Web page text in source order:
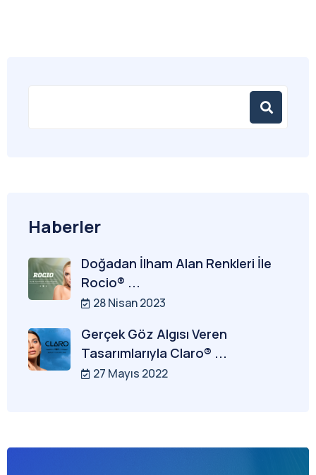
Haberler
Doğadan İlham Alan Renkleri İle
Rocio® ...
28 Nisan 2023
Gerçek Göz Algısı Veren
Tasarımlarıyla Claro® ...
27 Mayıs 2022